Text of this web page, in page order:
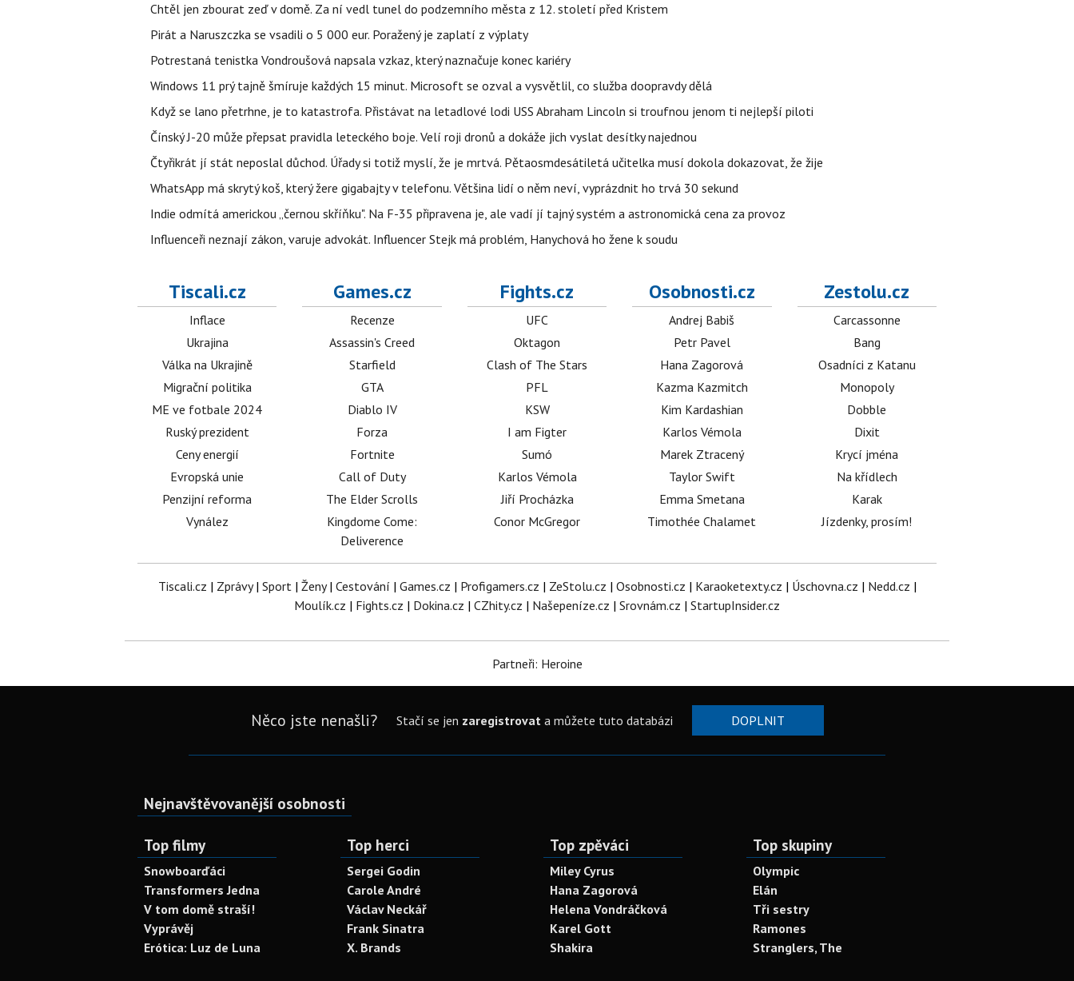
Chtěl jen zbourat zeď v domě. Za ní vedl tunel do podzemního města z 12. století před Kristem
Pirát a Naruszczka se vsadili o 5 000 eur. Poražený je zaplatí z výplaty
Potrestaná tenistka Vondroušová napsala vzkaz, který naznačuje konec kariéry
Windows 11 prý tajně šmíruje každých 15 minut. Microsoft se ozval a vysvětlil, co služba doopravdy dělá
Když se lano přetrhne, je to katastrofa. Přistávat na letadlové lodi USS Abraham Lincoln si troufnou jenom ti nejlepší piloti
Čínský J-20 může přepsat pravidla leteckého boje. Velí roji dronů a dokáže jich vyslat desítky najednou
Čtyřikrát jí stát neposlal důchod. Úřady si totiž myslí, že je mrtvá. Pětaosmdesátiletá učitelka musí dokola dokazovat, že žije
WhatsApp má skrytý koš, který žere gigabajty v telefonu. Většina lidí o něm neví, vyprázdnit ho trvá 30 sekund
Indie odmítá americkou „černou skříňku". Na F-35 připravena je, ale vadí jí tajný systém a astronomická cena za provoz
Influenceři neznají zákon, varuje advokát. Influencer Stejk má problém, Hanychová ho žene k soudu
Tiscali.cz
Inflace
Ukrajina
Válka na Ukrajině
Migrační politika
ME ve fotbale 2024
Ruský prezident
Ceny energií
Evropská unie
Penzijní reforma
Vynález
Games.cz
Recenze
Assassin's Creed
Starfield
GTA
Diablo IV
Forza
Fortnite
Call of Duty
The Elder Scrolls
Kingdome Come:
Deliverence
Fights.cz
UFC
Oktagon
Clash of The Stars
PFL
KSW
I am Figter
Sumó
Karlos Vémola
Jiří Procházka
Conor McGregor
Osobnosti.cz
Andrej Babiš
Petr Pavel
Hana Zagorová
Kazma Kazmitch
Kim Kardashian
Karlos Vémola
Marek Ztracený
Taylor Swift
Emma Smetana
Timothée Chalamet
Zestolu.cz
Carcassonne
Bang
Osadníci z Katanu
Monopoly
Dobble
Dixit
Krycí jména
Na křídlech
Karak
Jízdenky, prosím!
Tiscali.cz | Zprávy| Sport| Ženy| Cestování | Games.cz | Profigamers.cz | ZeStolu.cz | Osobnosti.cz | Karaoketexty.cz | Úschovna.cz | Nedd.cz |
Moulík.cz | Fights.cz | Dokina.cz | CZhity.cz | Našepeníze.cz | Srovnám.cz | StartupInsider.cz
Partneři: Heroine
Něco jste nenašli? Stačí se jen zaregistrovata můžete tuto databázi DOPLNIT
Nejnavštěvovanější osobnosti
Top filmy
Snowboarďáci
Transformers Jedna
V tom domě straší!
Vyprávěj
Erótica: Luz de Luna
Top herci
Sergei Godin
Carole André
Václav Neckář
Frank Sinatra
X. Brands
Top zpěváci
Miley Cyrus
Hana Zagorová
Helena Vondráčková
Karel Gott
Shakira
Top skupiny
Olympic
Elán
Tři sestry
Ramones
Stranglers, The